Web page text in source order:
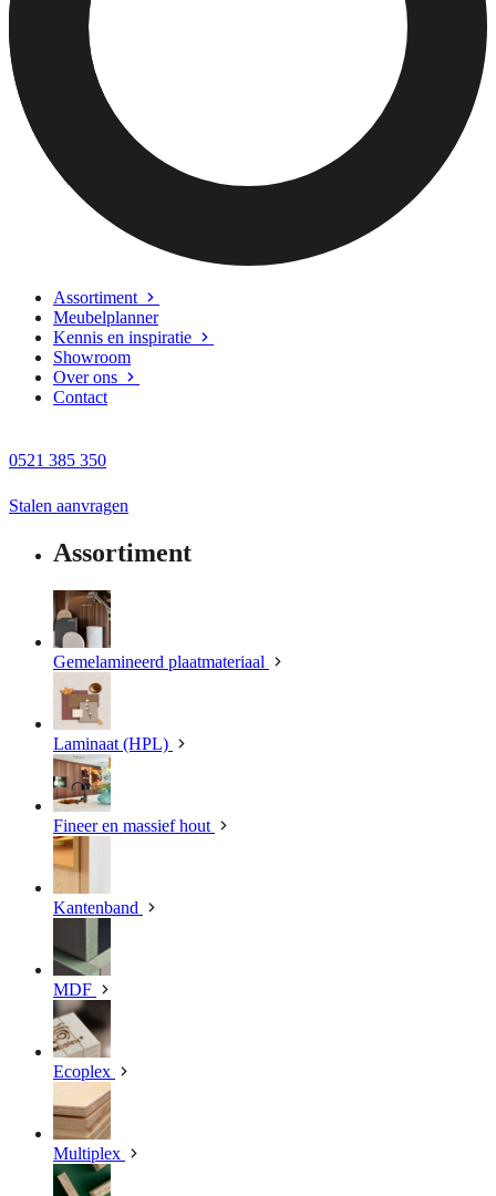
Assortiment
Meubelplanner
Kennis en inspiratie
Showroom
Over ons
Contact
0521 385 350
Stalen aanvragen
Assortiment
Gemelamineerd plaatmateriaal
Laminaat (HPL)
Fineer en massief hout
Kantenband
MDF
Ecoplex
Multiplex